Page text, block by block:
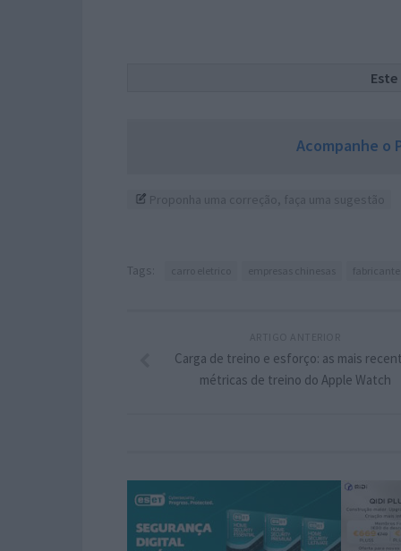
Acompanhe o
Tags:
Carga de treino e esforço: as mais
métricas de treino do Apple Watch